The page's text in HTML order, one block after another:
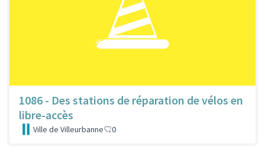
1086 - Des stations de réparation de vélos en
libre-accès
Ville de Villeurbanne 0